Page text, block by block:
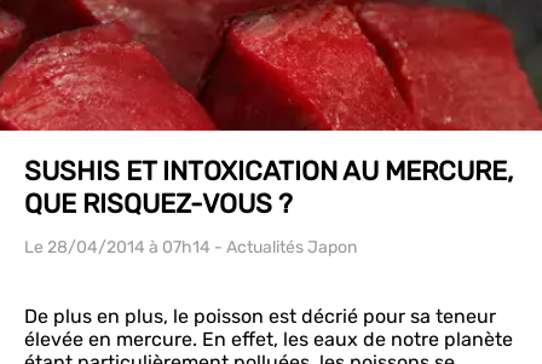
SUSHIS ET INTOXICATION AU MERCURE,
QUE RISQUEZ-VOUS ?
Le 28/04/2014 à 07h14 - Actualités Japon
De plus en plus, le poisson est décrié pour sa teneur
élevée en mercure. En effet, les eaux de notre planète